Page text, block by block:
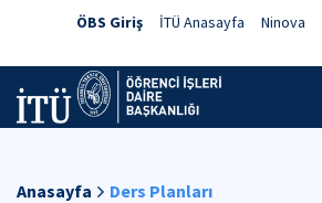
ÖBS Giriş İTÜ Anasayfa Ninova
Anasayfa Ders Planları